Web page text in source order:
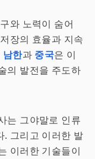
와 노력이 숨어
장의 효율과 지속
남한과 중국은 이
의 발전을 주도하
는 그야말로 인류
. 그리고 이러한 발
이러한 기술들이